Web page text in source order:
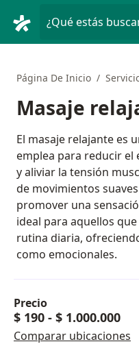
¿Qué estás
Página De Inicio
Masaje
El masaje relajante es
emplea para reducir el
y aliviar la tensión
de movimientos
promover una
ideal para aquellos
rutina diaria,
como emocionales.
Precio
$ 190 - $ 1.000.000
Comparar ubicaciones